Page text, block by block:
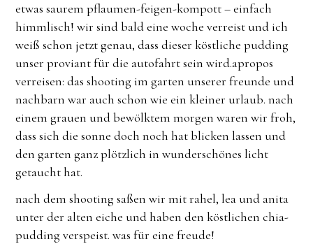
etwas saurem pflaumen-feigen-kompott – einfach
himmlisch! wir sind bald eine woche verreist und ich
weiß schon jetzt genau, dass dieser köstliche pudding
unser proviant für die autofahrt sein wird.apropos
verreisen: das shooting im garten unserer freunde und
nachbarn war auch schon wie ein kleiner urlaub. nach
einem grauen und bewölktem morgen waren wir froh,
dass sich die sonne doch noch hat blicken lassen und
den garten ganz plötzlich in wunderschönes licht
getaucht hat.
nach dem shooting saßen wir mit rahel, lea und anita
unter der alten eiche und haben den köstlichen chia-
pudding verspeist. was für eine freude!